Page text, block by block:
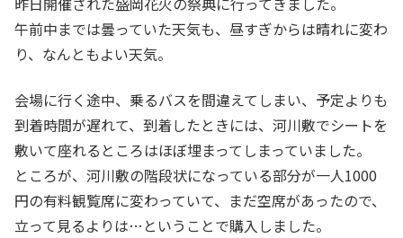
午前中までは曇っていた天気も、昼すぎからは晴れに変わ
り、なんともよい天気。
会場に行く途中、乗るバスを間違えてしまい、予定よりも
到着時間が遅れて、到着したときには、河川敷でシートを
敷いて座れるところはほぼ埋まってしまっていました。
ところが、河川敷の階段状になっている部分が一人1000
円の有料観覧席に変わっていて、まだ空席があったので、
立って見るよりは…ということで購入しました。